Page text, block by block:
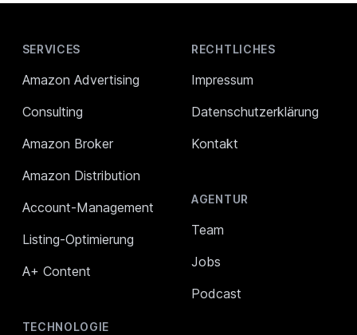
SERVICES
Amazon Advertising
Consulting
Amazon Broker
Amazon Distribution
Account-Management
Listing-Optimierung
A+ Content
TECHNOLOGIE
RECHTLICHES
Impressum
Datenschutzerklärung
Kontakt
AGENTUR
Team
Jobs
Podcast